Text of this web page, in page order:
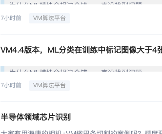
为什么ML模块会报这个错，一直没找到问题
[图片][图片]
7小时前 VM算法平台
为什么ML模块会报这个错，一直没找到问题
[图片][图片]
7小时前 VM算法平台
半导体领域芯片识别